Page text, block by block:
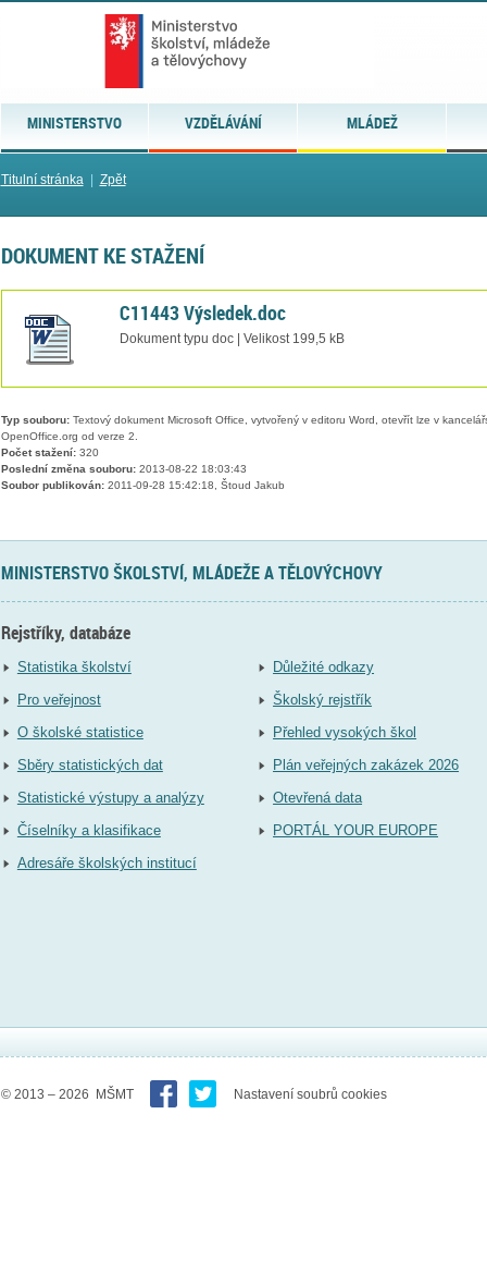
MINISTERSTVO VZDĚLÁVÁNÍ MLÁDEŽ
Titulní stránka| Zpět
DOKUMENT KE STAŽENÍ
C11443 Výsledek.doc
Dokument typu doc | Velikost 199,5 kB
Typ souboru:Textový dokument Microsoft Office, vytvořený v editoru Word, otevřít lze v
OpenOffice.org od verze 2.
Počet stažení:320
Poslední změna souboru:2013-08-22 18:03:43
Soubor publikován:2011-09-28 15:42:18, Štoud Jakub
MINISTERSTVO ŠKOLSTVÍ, MLÁDEŽE A TĚLOVÝCHOVY
Rejstříky, databáze
Statistika školství
Pro veřejnost
O školské statistice
Sběry statistických dat
Statistické výstupy a analýzy
Číselníky a klasifikace
Adresáře školských institucí
Důležité odkazy
Školský rejstřík
Přehled vysokých škol
Plán veřejných zakázek 2026
Otevřená data
PORTÁL YOUR EUROPE
© 2013 – 2026 MŠMT Nastavení soubrů cookies